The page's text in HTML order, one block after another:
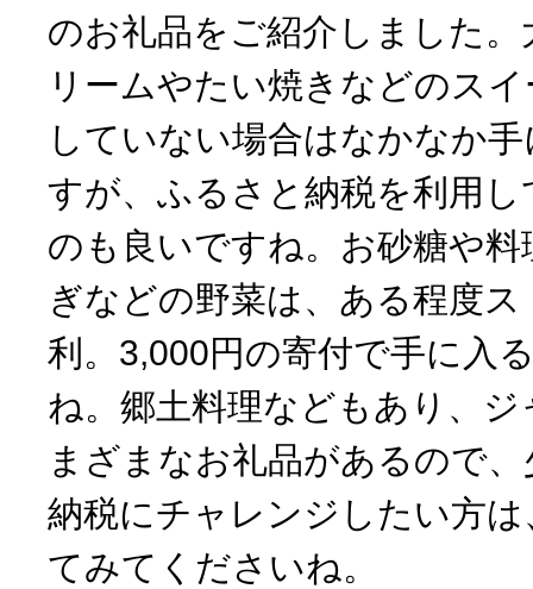
のお礼品をご紹介しました
リームやたい焼きなどのス
していない場合はなかなか
すが、ふるさと納税を利用
のも良いですね。お砂糖や
ぎなどの野菜は、ある程度
利。3,000円の寄付で手に入
ね。郷土料理などもあり、
まざまなお礼品があるので
納税にチャレンジしたい方
てみてくださいね。